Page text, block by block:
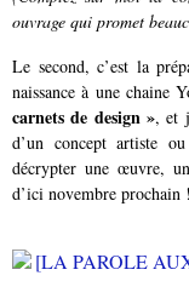
ouvrage qui promet
Le second, c’est la
naissance à une chaine
carnets de design », et
d’un concept artiste
décrypter une œuvre,
d’ici novembre prochain